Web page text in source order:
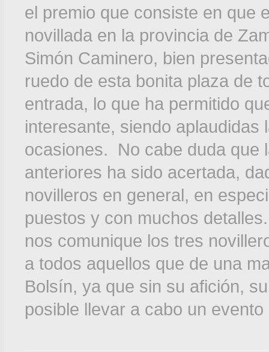
el premio que consiste en que
novillada en la provincia de
Simón Caminero, bien
ruedo de esta bonita plaza de
entrada, lo que ha permitido
interesante, siendo
ocasiones. No cabe duda que
anteriores ha sido acertada,
novilleros en general, en
puestos y con muchos
nos comunique los tres
a todos aquellos que de una
Bolsín, ya que sin su afición,
posible llevar a cabo un